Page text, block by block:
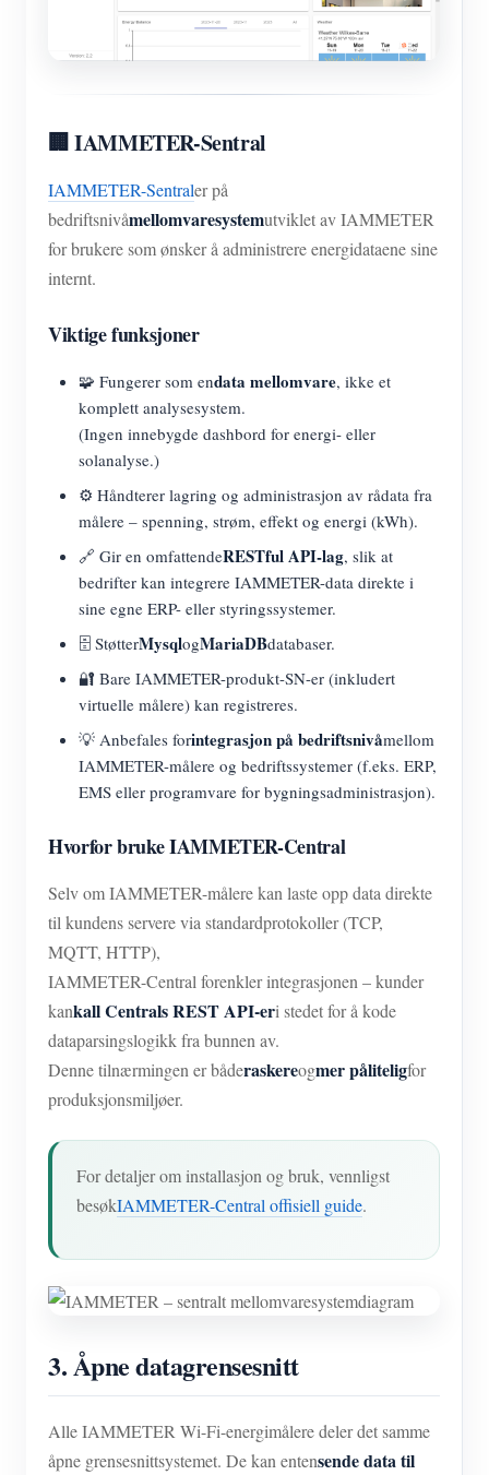
🏢 IAMMETER-Sentral
IAMMETER-Sentraler på
bedriftsnivåmellomvaresystemutviklet av IAMMETER
for brukere som ønsker å administrere energidataene sine
internt.
Viktige funksjoner
🧩 Fungerer som endata mellomvare, ikke et
komplett analysesystem.
(Ingen innebygde dashbord for energi- eller
solanalyse.)
⚙️ Håndterer lagring og administrasjon av rådata fra
målere – spenning, strøm, effekt og energi (kWh).
🔗 Gir en omfattendeRESTful API-lag, slik at
bedrifter kan integrere IAMMETER-data direkte i
sine egne ERP- eller styringssystemer.
🗄️ StøtterMysqlogMariaDBdatabaser.
🔐 Bare IAMMETER-produkt-SN-er (inkludert
virtuelle målere) kan registreres.
💡 Anbefales forintegrasjon på bedriftsnivåmellom
IAMMETER-målere og bedriftssystemer (f.eks. ERP,
EMS eller programvare for bygningsadministrasjon).
Hvorfor bruke IAMMETER-Central
Selv om IAMMETER-målere kan laste opp data direkte
til kundens servere via standardprotokoller (TCP,
MQTT, HTTP),
IAMMETER-Central forenkler integrasjonen – kunder
kankall Centrals REST API-eri stedet for å kode
dataparsingslogikk fra bunnen av.
Denne tilnærmingen er båderaskereogmer påliteligfor
produksjonsmiljøer.
For detaljer om installasjon og bruk, vennligst
besøkIAMMETER-Central offisiell guide.
3. Åpne datagrensesnitt
Alle IAMMETER Wi-Fi-energimålere deler det samme
åpne grensesnittsystemet. De kan entensende data til